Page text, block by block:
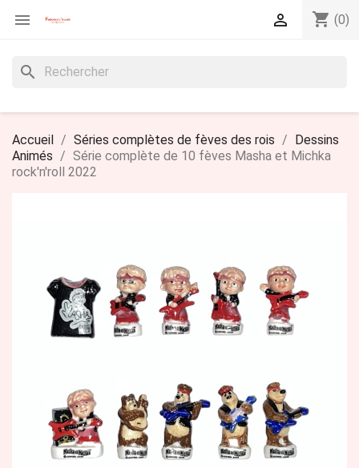
 shopping_cart (0)

search
Accueil Séries complètes de fèves des rois
Dessins
Animés
Série complète de 10 fèves Masha et Michka
rock'n'roll 2022